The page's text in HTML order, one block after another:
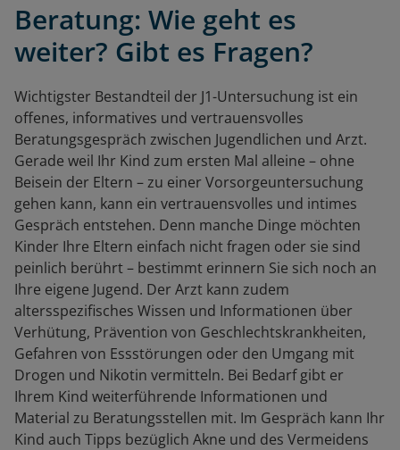
Beratung: Wie geht es
weiter? Gibt es Fragen?
Wichtigster Bestandteil der J1-Untersuchung ist ein
offenes, informatives und vertrauensvolles
Beratungsgespräch zwischen Jugendlichen und Arzt.
Gerade weil Ihr Kind zum ersten Mal alleine – ohne
Beisein der Eltern – zu einer Vorsorgeuntersuchung
gehen kann, kann ein vertrauensvolles und intimes
Gespräch entstehen. Denn manche Dinge möchten
Kinder Ihre Eltern einfach nicht fragen oder sie sind
peinlich berührt – bestimmt erinnern Sie sich noch an
Ihre eigene Jugend. Der Arzt kann zudem
altersspezifisches Wissen und Informationen über
Verhütung, Prävention von Geschlechtskrankheiten,
Gefahren von Essstörungen oder den Umgang mit
Drogen und Nikotin vermitteln. Bei Bedarf gibt er
Ihrem Kind weiterführende Informationen und
Material zu Beratungsstellen mit. Im Gespräch kann Ihr
Kind auch Tipps bezüglich Akne und des Vermeidens